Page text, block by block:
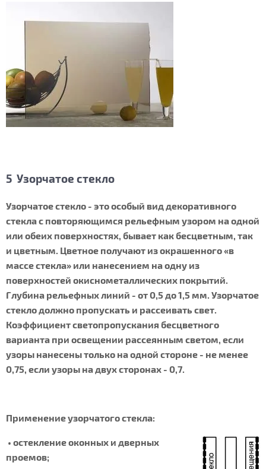
5 Узорчатое стекло
Узорчатое стекло - это особый вид декоративного
стекла с повторяющимся рельефным узором на одной
или обеих поверхностях, бывает как бесцветным, так
и цветным. Цветное получают из окрашенного «в
массе стекла» или нанесением на одну из
поверхностей окиснометаллических покрытий.
Глубина рельефных линий - от 0,5 до 1,5 мм. Узорчатое
стекло должно пропускать и рассеивать свет.
Коэффициент светопропускания бесцветного
варианта при освещении рассеянным светом, если
узоры нанесены только на одной стороне - не менее
0,75, если узоры на двух сторонах - 0,7.
Применение узорчатого стекла:
• остекление оконных и дверных
проемов;